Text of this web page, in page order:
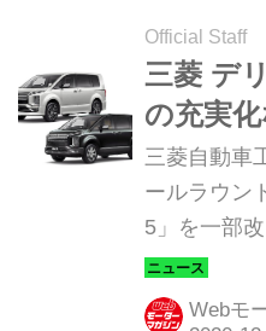
Official Staff
三菱 デ
の充実
三菱自動車
ールラウン
5」を一部
た。
Webモ